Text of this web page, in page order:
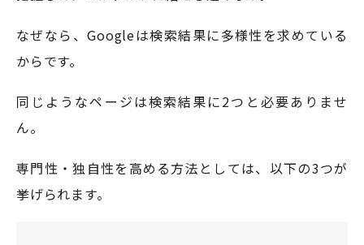
なぜなら、Googleは検索結果に多様性を求めている
からです。
同じようなページは検索結果に2つと必要ありませ
ん。
専門性・独自性を高める方法としては、以下の3つが
挙げられます。